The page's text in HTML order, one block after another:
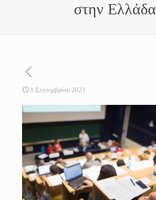
στην Ελλάδα
1 Σεπτεμβρίου 2021